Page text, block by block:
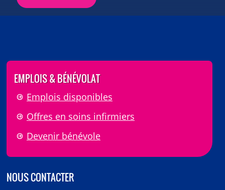
EMPLOIS & BÉNÉVOLAT
Emplois disponibles
Offres en soins infirmiers
Devenir bénévole
NOUS CONTACTER